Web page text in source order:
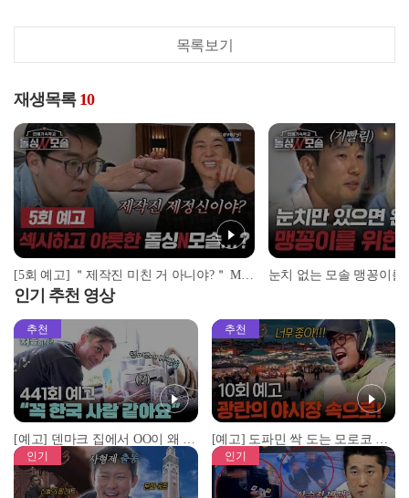
목록보기
재생목록 10
[5회 예고] ＂제작진 미친 거 아니야?＂ MC 넉살이 극대노한 레전드 수업 | ＜돌싱N모솔＞ 5월 12일 (화) 밤 10시 MBC every1
인기 추천 영상
추천
[예고] 덴마크 집에서 OO이 왜 나와...? 이상할 정도로 한국을 사랑하는 우리 형을 제보합니다!
추천
[예고] 도파민 싹 도는 모로코 야시장 투어!
인기 인기